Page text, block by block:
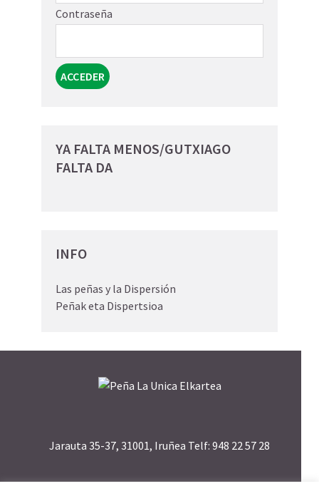
Contraseña
YA FALTA MENOS/GUTXIAGO
FALTA DA
INFO
Las peñas y la Dispersión
Peñak eta Dispertsioa
Jarauta 35-37, 31001, Iruñea Telf: 948 22 57 28